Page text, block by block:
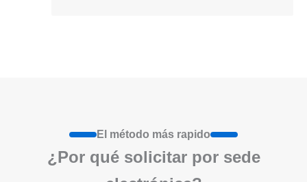
El método más rapido
¿Por qué solicitar por sede